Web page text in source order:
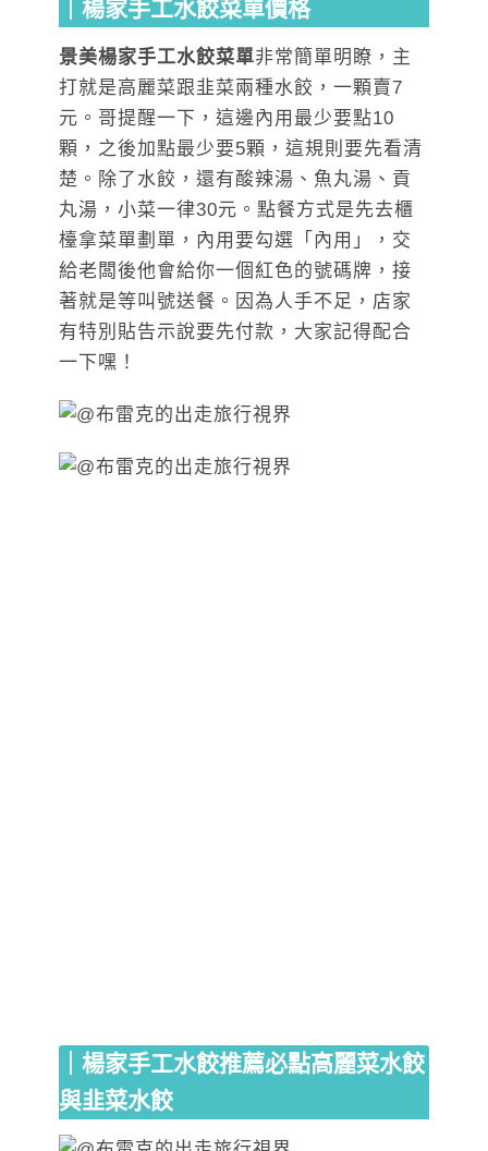
｜楊家手工水餃菜單價格
景美楊家手工水餃菜單非常簡單明瞭，主
打就是高麗菜跟韭菜兩種水餃，一顆賣7
元。哥提醒一下，這邊內用最少要點10
顆，之後加點最少要5顆，這規則要先看清
楚。除了水餃，還有酸辣湯、魚丸湯、貢
丸湯，小菜一律30元。點餐方式是先去櫃
檯拿菜單劃單，內用要勾選「內用」，交
給老闆後他會給你一個紅色的號碼牌，接
著就是等叫號送餐。因為人手不足，店家
有特別貼告示說要先付款，大家記得配合
一下嘿！
｜楊家手工水餃推薦必點高麗菜水餃
與韭菜水餃